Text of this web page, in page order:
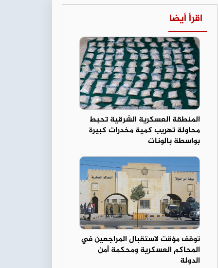
اقرأ أيضا
المنطقة العسكرية الشرقية تحبط
محاولة تهريب كمية مخدرات كبيرة
بواسطة بالونات
توقف مؤقت لاستقبال المراجعين في
المحاكم العسكرية ومحكمة أمن
الدولة